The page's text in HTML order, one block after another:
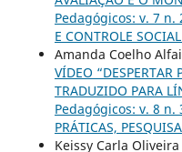
Pedagógicos: v. 7 n.
E CONTROLE
Amanda Coelho
VÍDEO “DESPERTAR
TRADUZIDO PARA
Pedagógicos: v. 8 n.
PRÁTICAS,
Keissy Carla